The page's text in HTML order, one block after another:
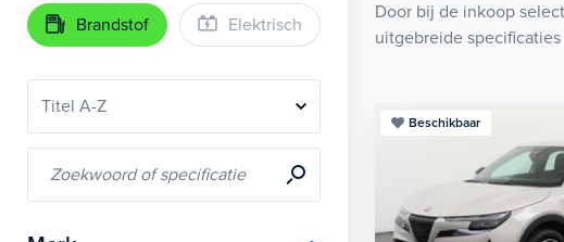
Brandstof Elektrisch
Door bij de inkoop
uitgebreide
Beschikbaar